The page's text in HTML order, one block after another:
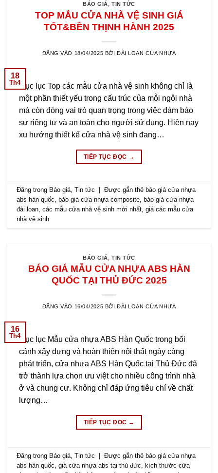
BÁO GIÁ,TIN TỨC
TOP MẪU CỬA NHÀ VỆ SINH GIÁ
TỐT&BỀN THỊNH HÀNH 2025
ĐĂNG VÀO 18/04/2025 BỞI ĐÀI LOAN CỬA NHỰA
18
Th4Mục lục Top các mẫu cửa nhà vệ sinh không chỉ là
một phần thiết yếu trong cấu trúc của mỗi ngôi nhà
mà còn đóng vai trò quan trọng trong việc đảm bảo
sự riêng tư và an toàn cho người sử dụng. Hiện nay
xu hướng thiết kế cửa nhà vệ sinh đang…
TIẾP TỤC ĐỌC →
Đăng trong Báo giá ,Tin tức Được gắn thẻ báo giá cửa nhựa
abs hàn quốc
báo giá cửa nhựa composite
báo giá cửa nhựa
đài loan ,các mẫu cửa nhà vệ sinh mới nhất ,giá các mẫu cửa
nhà vệ sinh
BÁO GIÁ,TIN TỨC
BÁO GIÁ MẪU CỬA NHỰA ABS HÀN
QUỐC TẠI THỦ ĐỨC 2025
ĐĂNG VÀO 16/04/2025 BỞI ĐÀI LOAN CỬA NHỰA
16
Th4Mục lục Mẫu cửa nhựa ABS Hàn Quốc trong bối
cảnh xây dựng và hoàn thiện nội thất ngày càng
phát triển, cửa nhựa ABS Hàn Quốc tại Thủ Đức đã
trở thành lựa chọn ưu việt cho nhiều công trình nhà
ở và chung cư. Không chỉ đáp ứng tiêu chí về chất
lượng…
TIẾP TỤC ĐỌC →
Đăng trong Báo giá ,Tin tức | Được gắn thẻbáo giá cửa nhựa
abs hàn quốc ,giá cửa nhựa abs tại thủ đức ,kích thước cửa